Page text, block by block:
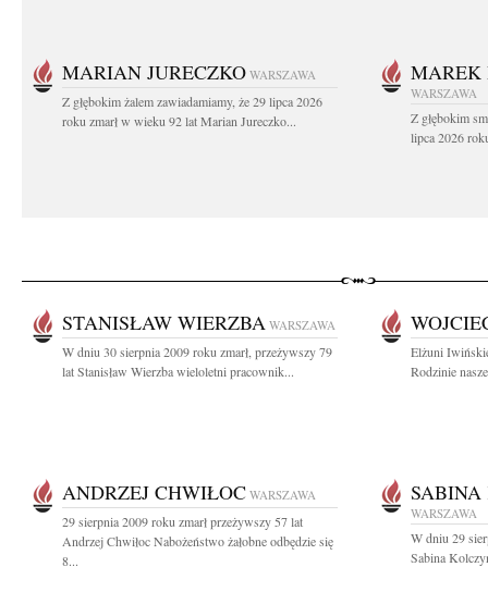
MARIAN JURECZKO WARSZAWA
Z głębokim żalem zawiadamiamy, że 29 lipca 2026
roku zmarł w wieku 92 lat Marian Jureczko...
MAREK
WARSZAWA
Z głębokim
lipca 2026
STANISŁAW WIERZBA WARSZAWA
W dniu 30 sierpnia 2009 roku zmarł, przeżywszy 79
lat Stanisław Wierzba wieloletni pracownik...
Elżuni
Rodzinie
ANDRZEJ CHWIŁOC WARSZAWA
29 sierpnia 2009 roku zmarł przeżywszy 57 lat
Andrzej Chwiłoc Nabożeństwo żałobne odbędzie się
8...
WARSZAWA
W dniu 29
Sabina